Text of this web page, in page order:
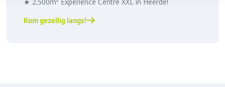
Kom gezellig langs!